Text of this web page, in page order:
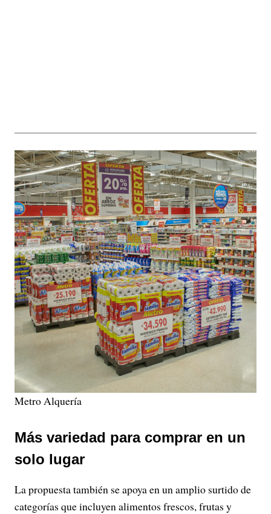
Metro Alquería
Más variedad para comprar en un
solo lugar
La propuesta también se apoya en un amplio surtido de
categorías que incluyen alimentos frescos, frutas y